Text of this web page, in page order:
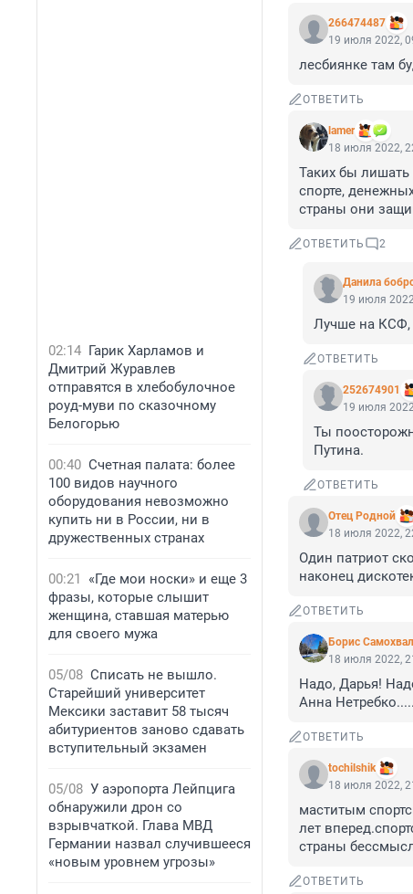
02:14 Гарик Харламов и
Дмитрий Журавлев
отправятся в хлебобулочное
роуд-муви по сказочному
Белогорью
00:40 Счетная палата: более
100 видов научного
оборудования невозможно
купить ни в России, ни в
дружественных странах
00:21
«Где мои носки» и еще 3
фразы, которые слышит
женщина, ставшая матерью
для своего мужа
05/08 Списать не вышло.
Старейший университет
Мексики заставит 58 тысяч
абитуриентов заново сдавать
вступительный экзамен
05/08 У аэропорта Лейпцига
обнаружили дрон со
взрывчаткой. Глава МВД
Германии назвал случившееся
«новым уровнем угрозы»
266474487
19 июля 2022,
лесбиянке там
ОТВЕТИТЬ
lamer
18 июля 2022,
Таких бы лишать
спорте,
страны они
ОТВЕТИТЬ 2
Данила
19 июля
Лучше на КСФ,
ОТВЕТИТЬ
252674901
19 июля
Ты
Путина.
ОТВЕТИТЬ
Отец Родной
18 июля 2022,
Один патриот
наконец
ОТВЕТИТЬ
Борис
18 июля 2022,
Надо, Дарья!
Анна Нетребко.....
ОТВЕТИТЬ
tochilshik
18 июля 2022,
маститым
лет
страны
ОТВЕТИТЬ